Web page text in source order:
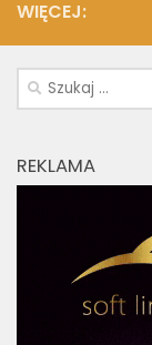
WIĘCEJ:
Szukaj:
REKLAMA